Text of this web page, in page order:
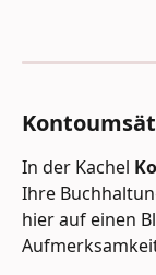
In der Kachel
Ihre
hier auf einen